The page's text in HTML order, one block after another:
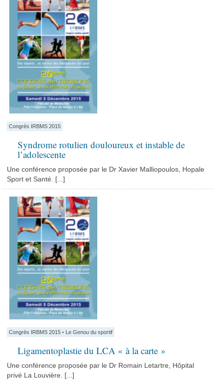
Congrès IRBMS 2015
Syndrome rotulien douloureux et instable de
l’adolescente
Une conférence proposée par le Dr Xavier Malliopoulos, Hopale
Sport et Santé. [...]
Congrès IRBMS 2015 • Le Genou du sportif
Ligamentoplastie du LCA « à la carte »
Une conférence proposée par le Dr Romain Letartre, Hôpital
privé La Louvière. [...]